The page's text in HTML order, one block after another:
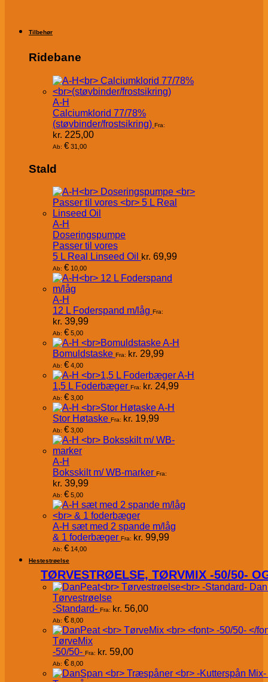
Tilbehør
Ridebane
A-H
Calciumklorid 77/78%
(støvbinder/frostsikring) Fra:
kr. 225,00
Ab: € 31,00
Stald
A-H
Doseringspumpe
Passer til vores
5 L Real Linseed Oil kr. 69,99
Ab: € 10,00
A-H
12 L Foderspand m/låg Fra:
kr. 39,99
Ab: € 5,00
A-H
Bomuldstaske Fra: kr. 29,99
Ab: € 4,00
A-H
1,5 L Foderbæger Fra: kr. 24,99
Ab: € 3,00
A-H
Stor Høtaske Fra: kr. 19,99
Ab: € 3,00
A-H
Boksskilt m/ WB-marker Fra:
kr. 39,99
Ab: € 5,00
A-H sæt med 2 spande m/låg
& 1 foderbæger Fra: kr. 99,99
Ab: € 14,00
Hestestrøelse
TØRVESTRØELSE, TØRVMIX -50/50-
Tørvestrøelse
-Standard- Fra: kr. 56,00
Ab: € 8,00
TørveMix
-50/50- Fra: kr. 59,00
Ab: € 8,00